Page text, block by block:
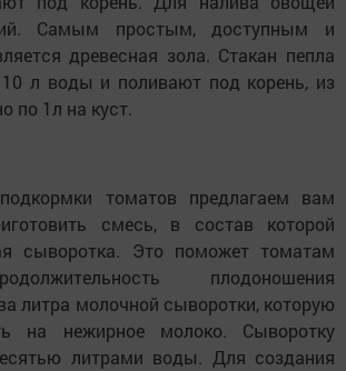
Самым простым, доступным и
древесная зола. Стакан пепла
л воды и поливают под корень, из
по 1л на куст.
томатов предлагаем вам
смесь, в состав которой
сыворотка. Это поможет томатам
плодоношения
литра молочной сыворотки, которую
на нежирное молоко. Сыворотку
литрами воды. Для создания